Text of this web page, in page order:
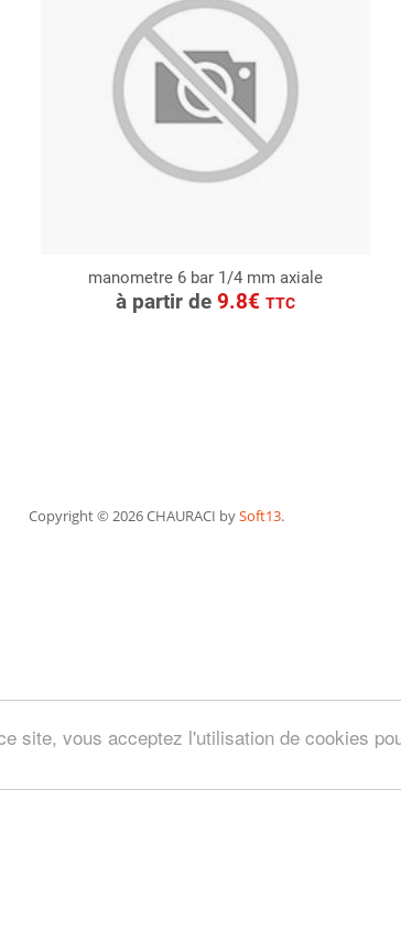
site, vous acceptez l'utilisation de cookies
manometre 6 bar 1/4 mm axiale
à partir de 9.8€ TTC
CONSULTER
Demande de devis
Copyright© 2026 CHAURACI bySoft13.